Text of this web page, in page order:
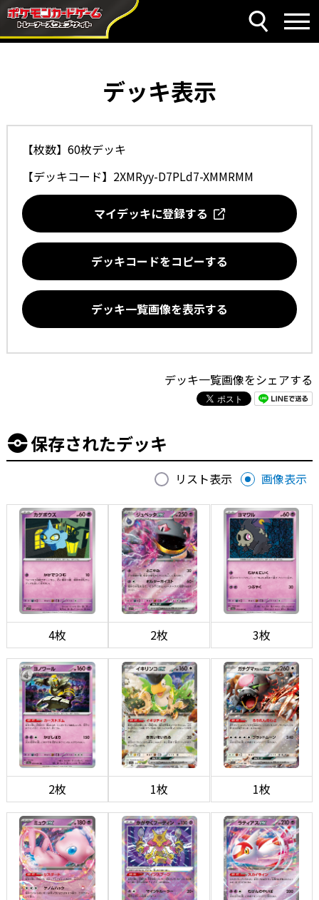
デッキ表示
【枚数】60枚デッキ
【デッキコード】 2XMRyy-D7PLd7-XMMRMM
マイデッキに登録する
デッキコードをコピーする
デッキ一覧画像を表示する
デッキ一覧画像をシェアする
保存されたデッキ
リスト表示 画像表示
4枚 2枚 3枚
2枚 1枚 1枚